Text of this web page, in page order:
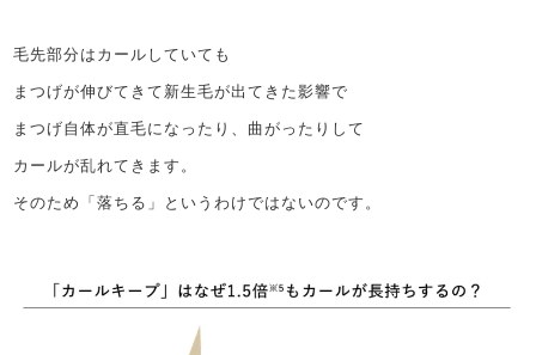
毛先部分はカールしていても
まつげが伸びてきて新生毛が出てきた影響で
まつげ自体が直毛になったり、曲がったりして
カールが乱れてきます。
そのため「落ちる」というわけではないのです。